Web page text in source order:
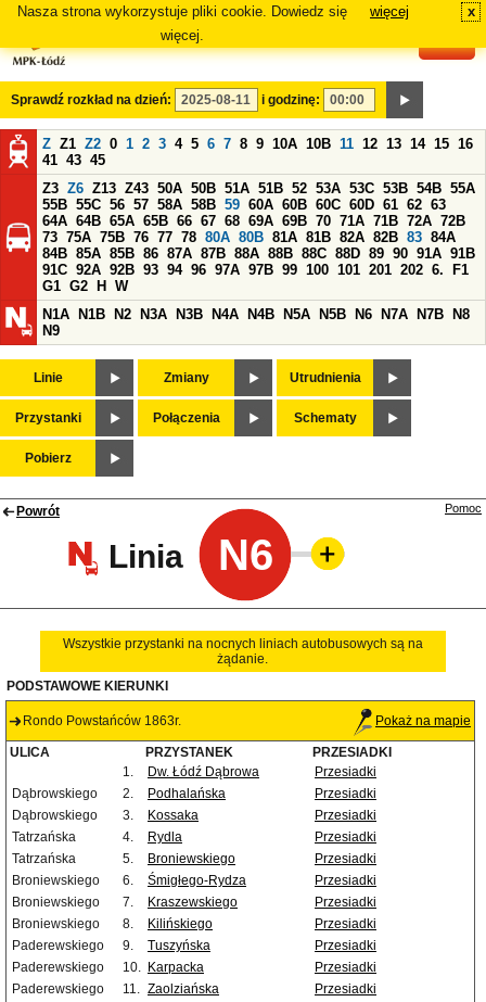
Nasza strona wykorzystuje pliki cookie. Dowiedz się
więcej.
więcej x
Sprawdź rozkład na dzień: i godzinę:
Z Z1 Z2 0 1 2 3 4 5 6 7 8 9 10A 10B 11 12 13 14 15 16
41 43 45
Z3 Z6 Z13 Z43 50A 50B 51A 51B 52 53A 53C 53B 54B 55A
55B 55C 56 57 58A 58B 59 60A 60B 60C 60D 61 62 63
64A 64B 65A 65B 66 67 68 69A 69B 70 71A 71B 72A 72B
73 75A 75B 76 77 78 80A 80B 81A 81B 82A 82B 83 84A
84B 85A 85B 86 87A 87B 88A 88B 88C 88D 89 90 91A 91B
91C 92A 92B 93 94 96 97A 97B 99 100 101 201 202 6.
F1
G1 G2 H
W
N1A
N1B N2 N3A N3B N4A N4B N5A N5B N6 N7A N7B
N8
N9
Linie Zmiany Utrudnienia
Przystanki Połączenia Schematy
Pobierz
Powrót
Linia N6
Pomoc
Wszystkie przystanki na nocnych liniach autobusowych są na
żądanie.
PODSTAWOWE KIERUNKI
Rondo Powstańców 1863r. Pokaż na mapie
ULICA PRZYSTANEK
PRZESIADKI
1.
Dw. Łódź Dąbrowa
Przesiadki
Dąbrowskiego
2. Podhalańska
Przesiadki
Dąbrowskiego
3. Kossaka
Przesiadki
Tatrzańska
4. Rydla
Przesiadki
Tatrzańska
5. Broniewskiego
Przesiadki
Broniewskiego
6. Śmigłego-Rydza
Przesiadki
Broniewskiego
7. Kraszewskiego
Przesiadki
Broniewskiego
8. Kilińskiego
Przesiadki
Paderewskiego
9. Tuszyńska
Przesiadki
Paderewskiego
10. Karpacka
Przesiadki
Paderewskiego
11. Zaolziańska
Przesiadki